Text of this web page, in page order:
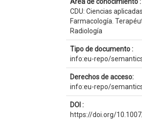
CDU: Ciencias
Farmacología.
Radiología
Tipo de documento :
info:eu-repo/
Derechos de acceso:
info:eu-repo/
DOI :
https://doi.org/